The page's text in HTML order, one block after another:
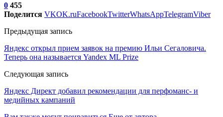
0 455
Поделится VKOK.ruFacebookTwitterWhatsAppTelegramViber
Предыдущая запись
Яндекс открыл прием заявок на премию Ильи Сегаловича.
Теперь она называется Yandex ML Prize
Следующая запись
Яндекс Директ добавил рекомендации для перфоманс- и
медийных кампаний